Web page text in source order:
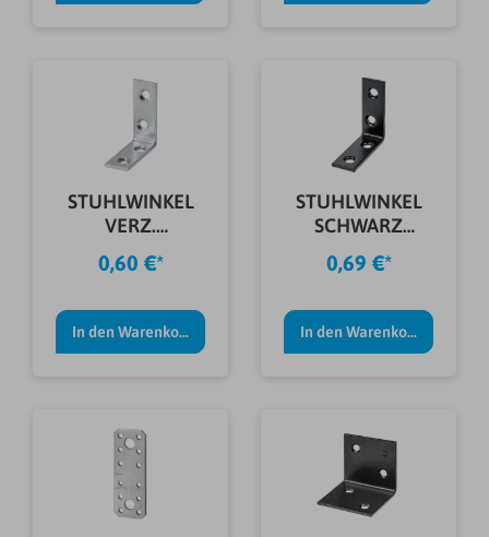
STUHLWINKEL
VERZ.
50X50X15X2,0
MM
0,60 €*
In den Warenkorb
STUHLWINKEL
SCHWARZ
25X25X15X2,0
MM
0,69 €*
In den Warenkorb